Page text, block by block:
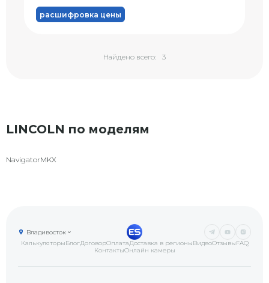
расшифровка цены
Найдено всего: 3
LINCOLN по моделям
NavigatorMKX
КалькуляторыБлогДоговорОплатаДоставка в регионыВидеоОтзывыFAQ
КонтактыОнлайн камеры
Владивосток